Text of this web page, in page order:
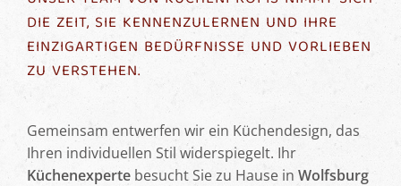
DIE ZEIT, SIE KENNENZULERNEN UND IHRE
EINZIGARTIGEN BEDÜRFNISSE UND VORLIEBEN
ZU VERSTEHEN.
Gemeinsam entwerfen wir ein Küchendesign, das
Ihren individuellen Stil widerspiegelt. Ihr
Küchenexpertebesucht Sie zu Hause in Wolfsburg